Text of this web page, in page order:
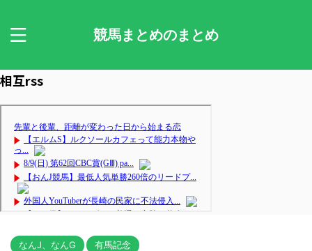
競馬まとめのまとめ
相互rss
なんJ、なんG 有馬記念